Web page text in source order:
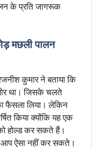
के प्रति जागरूक
मछली पालन
कुमार ने बताया कि
था। जिसके चलते
फैसला लिया। लेकिन
किया क्योंकि यह एक
होल्ड कर सकते हैं।
आप ऐसा नहीं कर सकते।